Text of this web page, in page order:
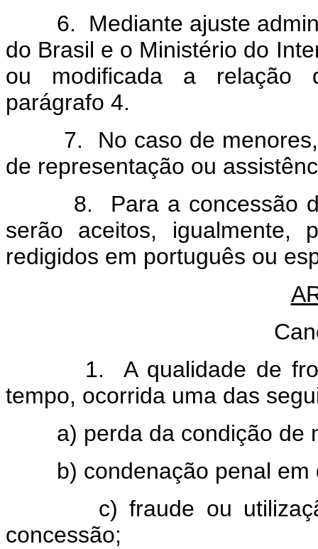
6. Mediante ajuste
do Brasil e o Ministério do
ou modificada a relação
parágrafo 4.
7. No caso de menores,
de representação ou
8. Para a concessão do
serão aceitos, igualmente,
redigidos em português ou
1. A qualidade de
tempo, ocorrida uma das
a) perda da condição de
b) condenação penal em
c) fraude ou utilização
concessão;